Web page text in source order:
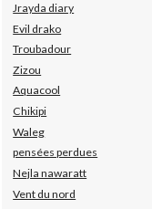
Jrayda diary
Evil drako
Troubadour
Zizou
Aquacool
Chikipi
Waleg
pensées perdues
Nejla nawaratt
Vent du nord